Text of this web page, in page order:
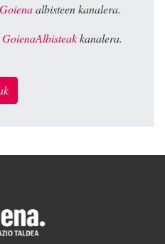
Goienaalbisteen kanalera.
GoienaAlbisteakkanalera.